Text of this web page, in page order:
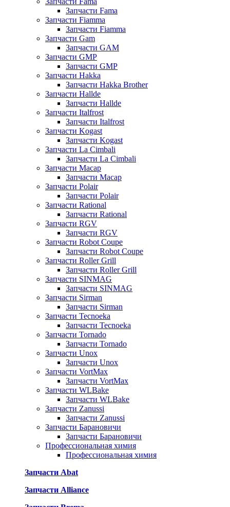
Запчасти Fama
Запчасти Fiamma
Запчасти Fiamma
Запчасти Gam
Запчасти GAM
Запчасти GMP
Запчасти GMP
Запчасти Hakka
Запчасти Hakka Brother
Запчасти Hallde
Запчасти Hallde
Запчасти Italfrost
Запчасти Italfrost
Запчасти Kogast
Запчасти Kogast
Запчасти La Cimbali
Запчасти La Cimbali
Запчасти Macap
Запчасти Macap
Запчасти Polair
Запчасти Polair
Запчасти Rational
Запчасти Rational
Запчасти RGV
Запчасти RGV
Запчасти Robot Coupe
Запчасти Robot Coupe
Запчасти Roller Grill
Запчасти Roller Grill
Запчасти SINMAG
Запчасти SINMAG
Запчасти Sirman
Запчасти Sirman
Запчасти Tecnoeka
Запчасти Tecnoeka
Запчасти Tornado
Запчасти Tornado
Запчасти Unox
Запчасти Unox
Запчасти VortMax
Запчасти VortMax
Запчасти WLBake
Запчасти WLBake
Запчасти Zanussi
Запчасти Zanussi
Запчасти Барановичи
Запчасти Барановичи
Профессиональная химия
Профессиональная химия
Запчасти Abat
Запчасти Alliance